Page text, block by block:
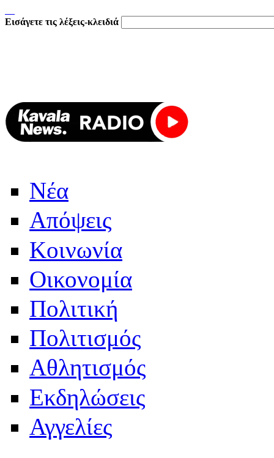
Εισάγετε τις λέξεις-κλειδιά
Νέα
Απόψεις
Κοινωνία
Οικονομία
Πολιτική
Πολιτισμός
Αθλητισμός
Εκδηλώσεις
Αγγελίες